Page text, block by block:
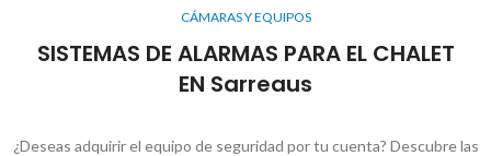
CÁMARAS Y EQUIPOS
SISTEMAS DE ALARMAS PARA EL CHALET
EN Sarreaus
¿Deseas adquirir el equipo de seguridad por tu cuenta? Descubre las